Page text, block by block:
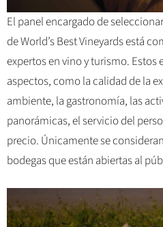
El panel encargado de
de World’s Best Vineyards está
expertos en vino y turismo. Estos
aspectos, como la calidad de la
ambiente, la gastronomía, las
panorámicas, el servicio del
precio. Únicamente se
bodegas que están abiertas al